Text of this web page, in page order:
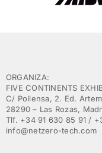
ORGANIZA:
FIVE CONTINENTS
C/ Pollensa, 2. Ed.
28290 – Las Rozas,
Tlf. +34 91 630 85 91 /
info@netzero-tech.com